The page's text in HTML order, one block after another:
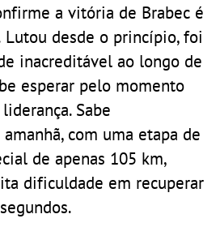
a vitória de Brabec é
Lutou desde o princípio, foi
inacreditável ao longo de
esperar pelo momento
Sabe
com uma etapa de
de apenas 105 km,
dificuldade em recuperar